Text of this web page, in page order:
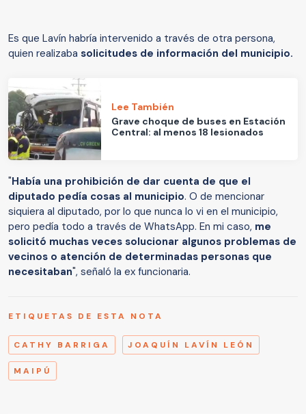
Es que Lavín habría intervenido a través de otra persona,
quien realizaba solicitudes de información del municipio.
Lee También
Grave choque de buses en Estación
Central: al menos 18 lesionados
"Había una prohibición de dar cuenta de que el
diputado pedía cosas al municipio. O de mencionar
siquiera al diputado, por lo que nunca lo vi en el municipio,
pero pedía todo a través de WhatsApp. En mi caso, me
solicitó muchas veces solucionar algunos problemas de
vecinos o atención de determinadas personas que
necesitaban", señaló la ex funcionaria.
ETIQUETAS DE ESTA NOTA
CATHY BARRIGA JOAQUÍN LAVÍN LEÓN
MAIPÚ